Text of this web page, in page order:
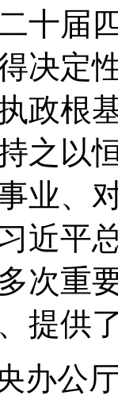
十届
决定
政根
之以
业、
近平
次重
提供
办公